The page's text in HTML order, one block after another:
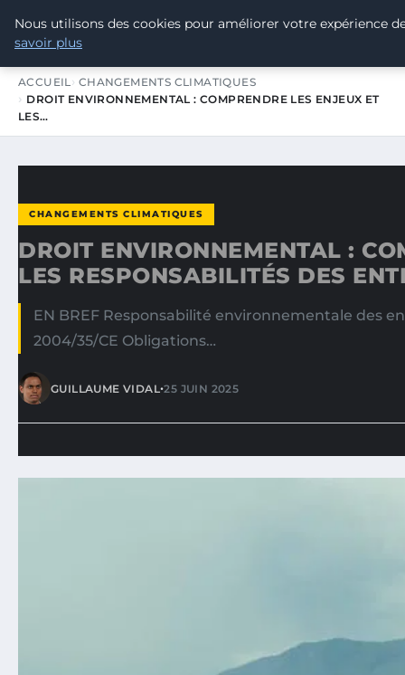
TOUR DE FRANCE POUR LE
ACCUEIL CHANGEMENTS CLIMATIQUES
DROIT ENVIRONNEMENTAL : COMPRENDRE LES ENJEUX ET
LES…
CHANGEMENTS CLIMATIQUES
DROIT ENVIRONNEMENTAL :
LES RESPONSABILITÉS DES
EN BREF Responsabilité environnementale des
2004/35/CE Obligations…
GUILLAUME VIDAL•25 JUIN 2025
Nous utilisons des cookies pour améliorer votre expérience
savoir plus